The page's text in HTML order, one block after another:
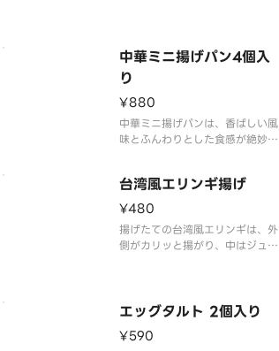
中華ミニ揚げパン4個入
り
¥880
中華ミニ揚げパンは、香ばしい風
味とふんわりとした食感が絶妙に
し！
台湾風エリンギ揚げ
¥480
揚げたての台湾風エリンギは、外
側がカリッと揚がり、中はジュー
エッグタルト 2個入り
¥590